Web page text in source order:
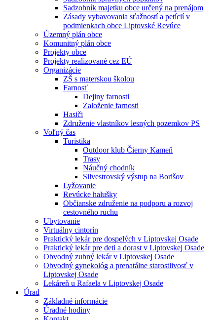
Sadzobník majetku obce určený na prenájom
Zásady vybavovania sťažností a petícií v
podmienkach obce Liptovské Revúce
Územný plán obce
Komunitný plán obce
Projekty obce
Projekty realizované cez EÚ
Organizácie
ZŠ s materskou školou
Farnosť
Dejiny farnosti
Založenie farnosti
Hasiči
Združenie vlastníkov lesných pozemkov PS
Voľný čas
Turistika
Outdoor klub Čierny Kameň
Trasy
Náučný chodník
Silvestrovský výstup na Borišov
Lyžovanie
Revúcke halušky
Občianske združenie na podporu a rozvoj
cestovného ruchu
Ubytovanie
Virtuálny cintorín
Praktický lekár pre dospelých v Liptovskej Osade
Praktický lekár pre deti a dorast v Liptovskej Osade
Obvodný zubný lekár v Liptovskej Osade
Obvodný gynekológ a prenatálne starostlivosť v
Liptovskej Osade
Lekáreň u Rafaela v Liptovskej Osade
Úrad
Základné informácie
Úradné hodiny